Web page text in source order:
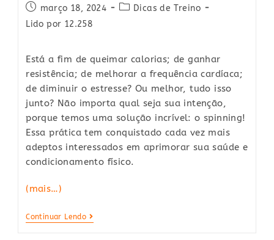
Post
published:
março 18, 2024
PostDicas de Treino
Lido por 12.258
Está a fim de queimar calorias; de ganhar
resistência; de melhorar a frequência cardíaca;
de diminuir o estresse? Ou melhor, tudo isso
junto? Não importa qual seja sua intenção,
porque temos uma solução incrível: o spinning!
Essa prática tem conquistado cada vez mais
adeptos interessados em aprimorar sua saúde e
condicionamento físico.
(mais…)
Continuar LendoSpinning:
Dicas